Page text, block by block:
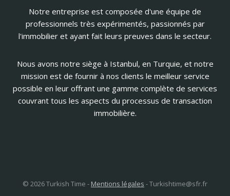
Notre entreprise est composée d'une équipe de
professionnels très expérimentés, passionnés par
l'immobilier et ayant fait leurs preuves dans le secteur.
Nous avons notre siège à Istanbul, en Turquie, et notre
mission est de fournir à nos clients le meilleur service
possible en leur offrant une gamme complète de services
couvrant tous les aspects du processus de transaction
immobilière.
© 2026 Turkish Time - Mentions légales -Turkishtime@sfr.fr